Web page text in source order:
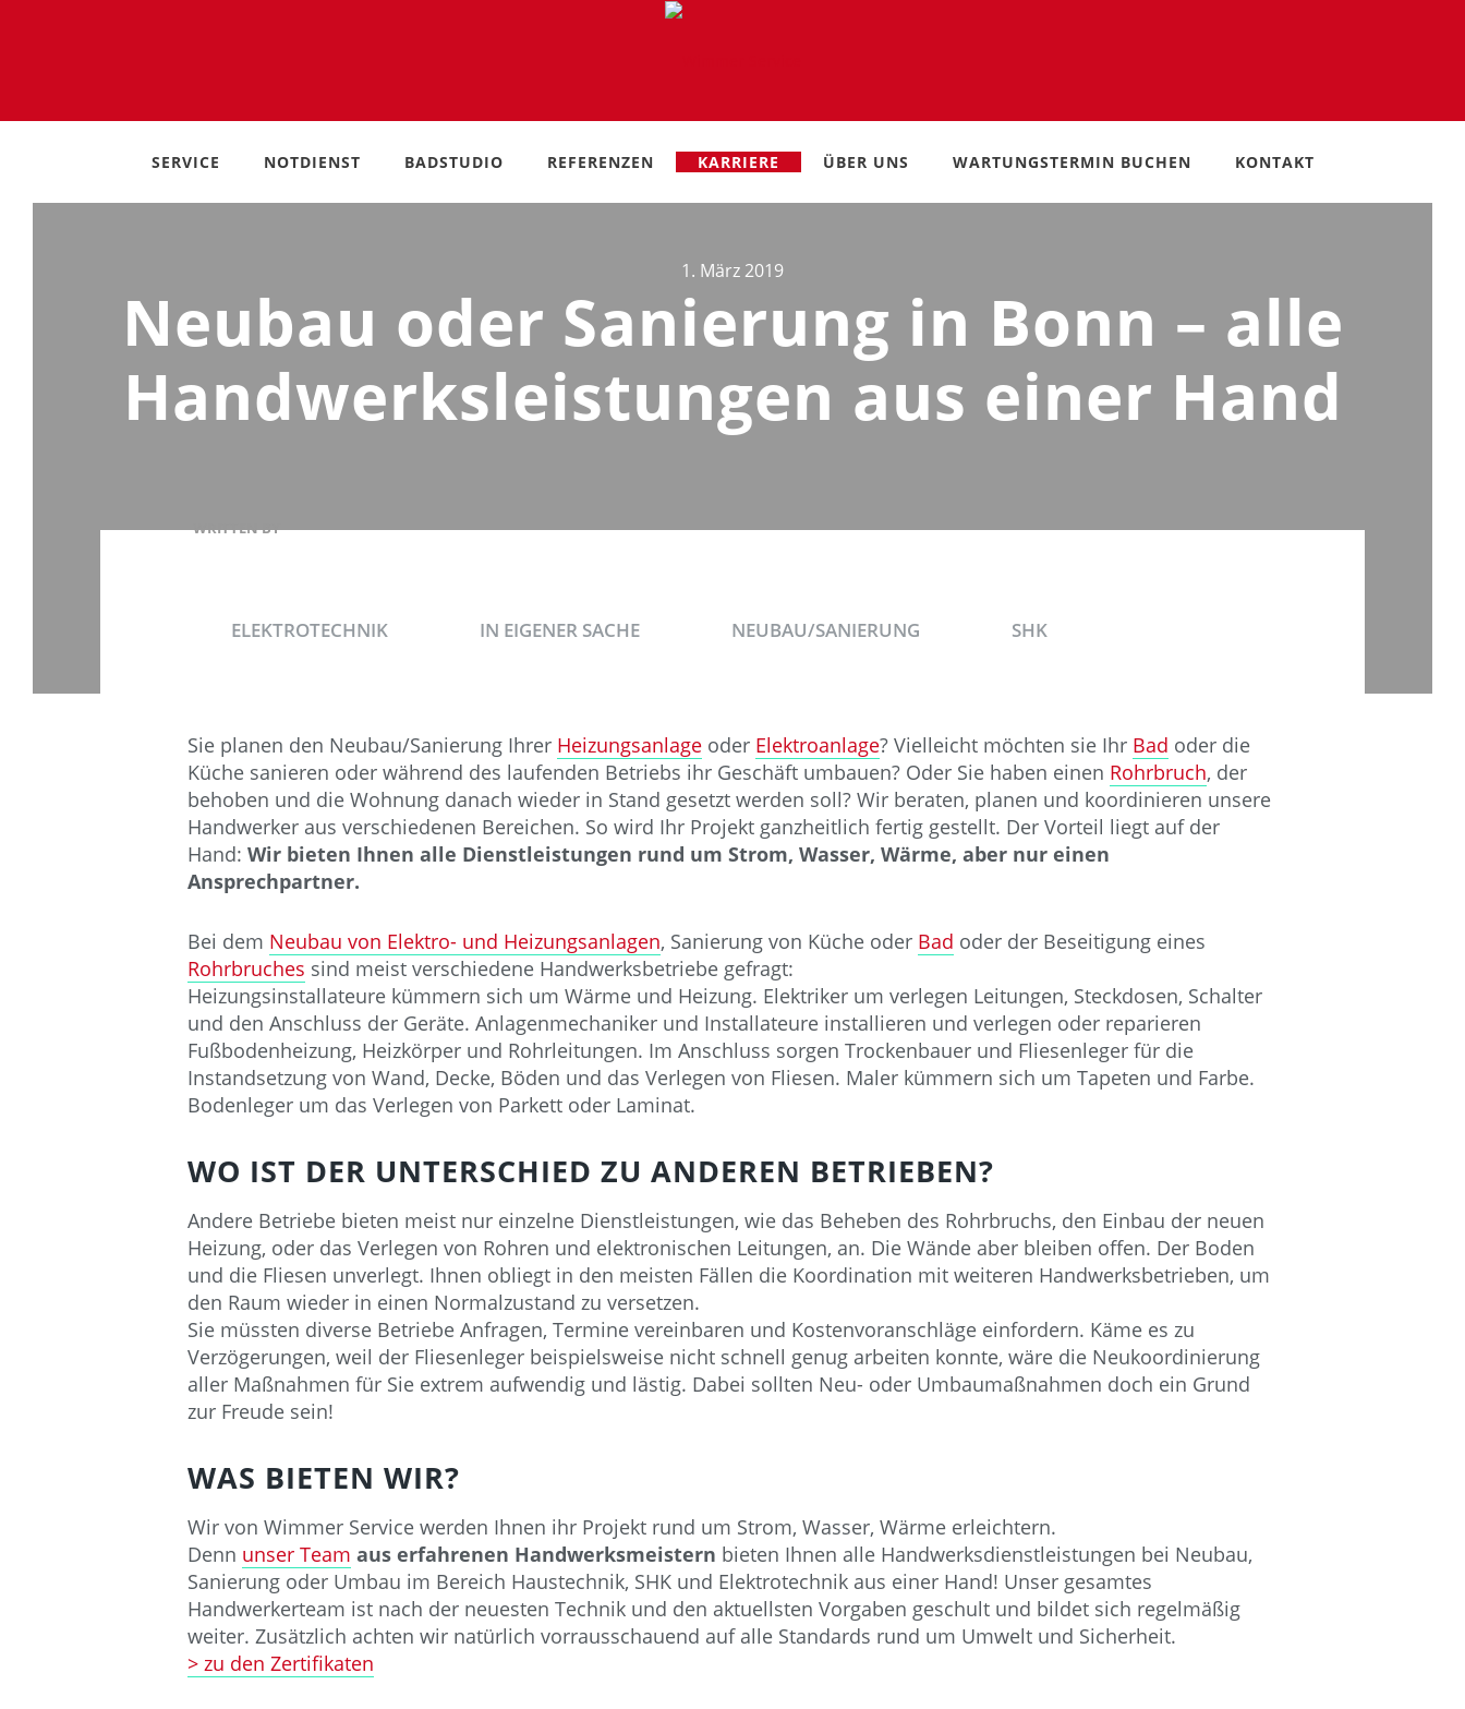
SERVICE NOTDIENST BADSTUDIO REFERENZEN KARRIERE ÜBER UNS WARTUNGSTERMIN BUCHEN KONTAKT
1. März 2019
Neubau oder Sanierung in Bonn – alle
Handwerksleistungen aus einer Hand
WRITTEN BY
ELEKTROTECHNIK IN EIGENER SACHE NEUBAU/SANIERUNG SHK
Sie planen den Neubau/Sanierung Ihrer Heizungsanlage oder Elektroanlage? Vielleicht möchten sie Ihr Bad oder die
Küche sanieren oder während des laufenden Betriebs ihr Geschäft umbauen? Oder Sie haben einen Rohrbruch, der
behoben und die Wohnung danach wieder in Stand gesetzt werden soll? Wir beraten, planen und koordinieren unsere
Handwerker aus verschiedenen Bereichen. So wird Ihr Projekt ganzheitlich fertig gestellt. Der Vorteil liegt auf der
Hand: Wir bieten Ihnen alle Dienstleistungen rund um Strom, Wasser, Wärme, aber nur einen
Ansprechpartner.
Bei dem Neubau von Elektro- und Heizungsanlagen, Sanierung von Küche oder Bad oder der Beseitigung eines
Rohrbruches sind meist verschiedene Handwerksbetriebe gefragt:
Heizungsinstallateure kümmern sich um Wärme und Heizung. Elektriker um verlegen Leitungen, Steckdosen, Schalter
und den Anschluss der Geräte. Anlagenmechaniker und Installateure installieren und verlegen oder reparieren
Fußbodenheizung, Heizkörper und Rohrleitungen. Im Anschluss sorgen Trockenbauer und Fliesenleger für die
Instandsetzung von Wand, Decke, Böden und das Verlegen von Fliesen. Maler kümmern sich um Tapeten und Farbe.
Bodenleger um das Verlegen von Parkett oder Laminat.
WO IST DER UNTERSCHIED ZU ANDEREN BETRIEBEN?
Andere Betriebe bieten meist nur einzelne Dienstleistungen, wie das Beheben des Rohrbruchs, den Einbau der neuen
Heizung, oder das Verlegen von Rohren und elektronischen Leitungen, an. Die Wände aber bleiben offen. Der Boden
und die Fliesen unverlegt. Ihnen obliegt in den meisten Fällen die Koordination mit weiteren Handwerksbetrieben, um
den Raum wieder in einen Normalzustand zu versetzen.
Sie müssten diverse Betriebe Anfragen, Termine vereinbaren und Kostenvoranschläge einfordern. Käme es zu
Verzögerungen, weil der Fliesenleger beispielsweise nicht schnell genug arbeiten konnte, wäre die Neukoordinierung
aller Maßnahmen für Sie extrem aufwendig und lästig. Dabei sollten Neu- oder Umbaumaßnahmen doch ein Grund
zur Freude sein!
WAS BIETEN WIR?
Wir von Wimmer Service werden Ihnen ihr Projekt rund um Strom, Wasser, Wärme erleichtern.
Denn unser Team aus erfahrenen Handwerksmeistern bieten Ihnen alle Handwerksdienstleistungen bei Neubau,
Sanierung oder Umbau im Bereich Haustechnik, SHK und Elektrotechnik aus einer Hand! Unser gesamtes
Handwerkerteam ist nach der neuesten Technik und den aktuellsten Vorgaben geschult und bildet sich regelmäßig
weiter. Zusätzlich achten wir natürlich vorrausschauend auf alle Standards rund um Umwelt und Sicherheit.
> zu den Zertifikaten